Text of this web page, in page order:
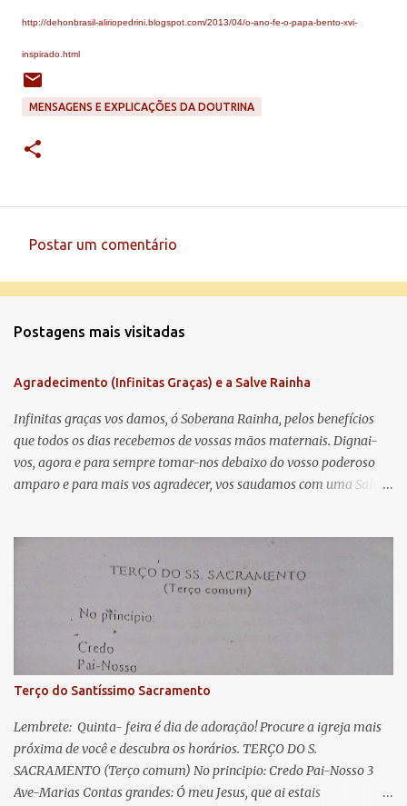
http://dehonbrasil-aliriopedrini.blogspot.com/2013/04/o-ano-fe-o-papa-bento-xvi-
inspirado.html
MENSAGENS E EXPLICAÇÕES DA DOUTRINA
e
t
á
r
i
o
Postar um comentário
Postagens mais visitadas
Agradecimento (Infinitas Graças) e a Salve Rainha
Infinitas graças vos damos, ó Soberana Rainha, pelos benefícios
que todos os dias recebemos de vossas mãos maternais. Dignai-
vos, agora e para sempre tomar-nos debaixo do vosso poderoso
amparo e para mais vos agradecer, vos saudamos com uma Salve
lágrimas. Eia, pois, Advogada nossa, estes vossos olhos
misericordiosos a nós volvei, e depois deste desterro, mostrai-nos
Jesus. Bendito é o fruto do vosso ventre, ó clemente, ó piedosa, ó
doce e sempre Virgem Maria. Rogai por nós Santa Mãe de Deus.
Para que sejamos dignos das promessas de Cristo. Amém.
Terço do Santíssimo Sacramento
Lembrete: Quinta- feira é dia de adoração! Procure a igreja mais
próxima de você e descubra os horários. TERÇO DO S.
SACRAMENTO (Terço comum) No principio: Credo Pai-Nosso 3
Ave-Marias Contas grandes: Ó meu Jesus, que ai estais